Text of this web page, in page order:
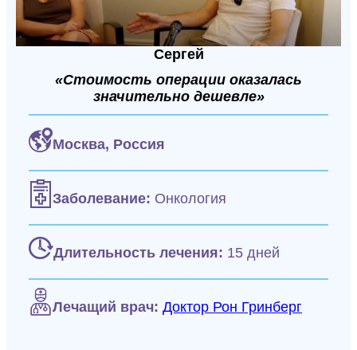
Сергей
«Стоимость операции оказалась
значительно дешевле»
Москва, Россия
Заболевание: Онкология
Длительность лечения: 15 дней
Лечащий врач: Доктор Рон Гринберг